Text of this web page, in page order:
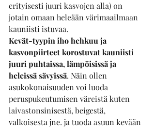
erityisesti juuri kasvojen alla) on
jotain omaan heleään värimaailmaan
kauniisti istuvaa.
Kevät-tyypin iho hehkuu ja
kasvonpiirteet korostuvat kauniisti
juuri puhtaissa, lämpöisissä ja
heleissä sävyissä. Näin ollen
asukokonaisuuden voi luoda
peruspukeutumisen väreistä kuten
laivastonsinisestä, beigestä,
valkoisesta jne. ja tuoda asuun kevään